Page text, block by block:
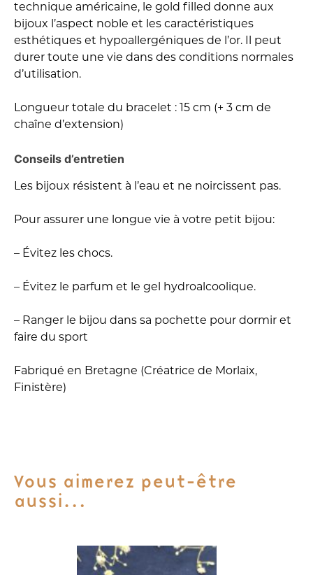
technique américaine, le gold filled donne aux
bijoux l’aspect noble et les caractéristiques
esthétiques et hypoallergéniques de l’or. Il peut
durer toute une vie dans des conditions normales
d’utilisation.
Longueur totale du bracelet : 15 cm (+ 3 cm de
chaîne d’extension)
Conseils d’entretien
Les bijoux résistent à l’eau et ne noircissent pas.
Pour assurer une longue vie à votre petit bijou:
– Évitez les chocs.
– Évitez le parfum et le gel hydroalcoolique.
– Ranger le bijou dans sa pochette pour dormir et
faire du sport
Fabriqué en Bretagne (Créatrice de Morlaix,
Finistère)
Vous aimerez peut-être
aussi…